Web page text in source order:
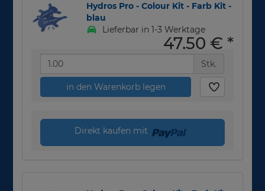
Hydros Pro - Colour Kit - Farb Kit -
blau
Lieferbar in 1-3 Werktage
47,50 € *
Stk.
in den Warenkorb legen
Direkt kaufen mit